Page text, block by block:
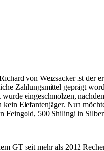
von Weizsäcker ist der
Zahlungsmittel geprägt
eingeschmolzen,
Elefantenjäger. Nun
Feingold, 500 Shilingi in
GT seit mehr als 2012